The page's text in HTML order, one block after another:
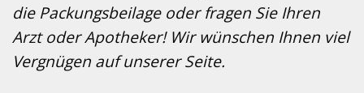
die Packungsbeilage oder fragen Sie Ihren
Arzt oder Apotheker! Wir wünschen Ihnen viel
Vergnügen auf unserer Seite.